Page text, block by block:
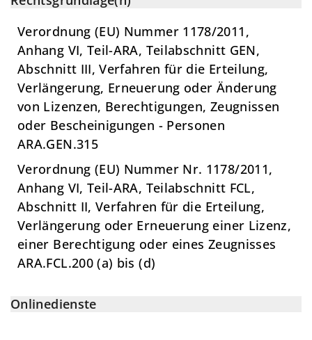
Verordnung (EU) Nummer 1178/2011,
Anhang VI, Teil-ARA, Teilabschnitt GEN,
Abschnitt III, Verfahren für die Erteilung,
Verlängerung, Erneuerung oder Änderung
von Lizenzen, Berechtigungen, Zeugnissen
oder Bescheinigungen - Personen
ARA.GEN.315
Verordnung (EU) Nummer Nr. 1178/2011,
Anhang VI, Teil-ARA, Teilabschnitt FCL,
Abschnitt II, Verfahren für die Erteilung,
Verlängerung oder Erneuerung einer Lizenz,
einer Berechtigung oder eines Zeugnisses
ARA.FCL.200 (a) bis (d)
Onlinedienste